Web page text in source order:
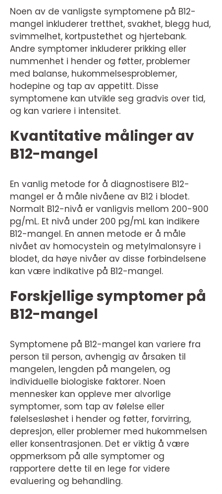
Noen av de vanligste symptomene på B12-
mangel inkluderer tretthet, svakhet, blegg hud,
svimmelhet, kortpustethet og hjertebank.
Andre symptomer inkluderer prikking eller
nummenhet i hender og føtter, problemer
med balanse, hukommelsesproblemer,
hodepine og tap av appetitt. Disse
symptomene kan utvikle seg gradvis over tid,
og kan variere i intensitet.
Kvantitative målinger av
B12-mangel
En vanlig metode for å diagnostisere B12-
mangel er å måle nivåene av B12 i blodet.
Normalt B12-nivå er vanligvis mellom 200-900
pg/mL. Et nivå under 200 pg/mL kan indikere
B12-mangel. En annen metode er å måle
nivået av homocystein og metylmalonsyre i
blodet, da høye nivåer av disse forbindelsene
kan være indikative på B12-mangel.
Forskjellige symptomer på
B12-mangel
Symptomene på B12-mangel kan variere fra
person til person, avhengig av årsaken til
mangelen, lengden på mangelen, og
individuelle biologiske faktorer. Noen
mennesker kan oppleve mer alvorlige
symptomer, som tap av følelse eller
følelsesløshet i hender og føtter, forvirring,
depresjon, eller problemer med hukommelsen
eller konsentrasjonen. Det er viktig å være
oppmerksom på alle symptomer og
rapportere dette til en lege for videre
evaluering og behandling.